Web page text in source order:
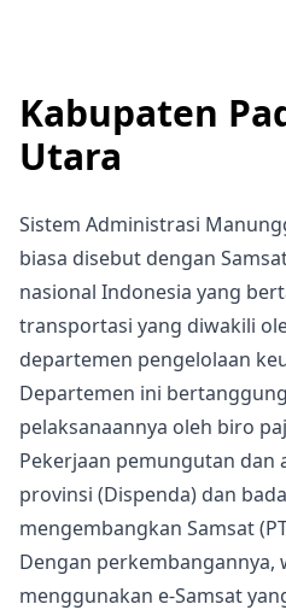
Kabupaten
Utara
Sistem Administrasi
biasa disebut dengan
nasional Indonesia yang
transportasi yang diwakili
departemen pengelolaan
Departemen ini
pelaksanaannya oleh biro
Pekerjaan pemungutan dan
provinsi (Dispenda) dan
mengembangkan Samsat
Dengan perkembangannya,
menggunakan e-Samsat